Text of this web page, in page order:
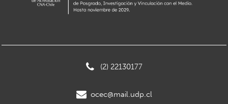
(2) 22130177
ocec@mail.udp.cl